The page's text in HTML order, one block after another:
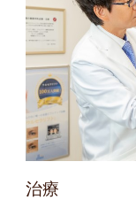
治療